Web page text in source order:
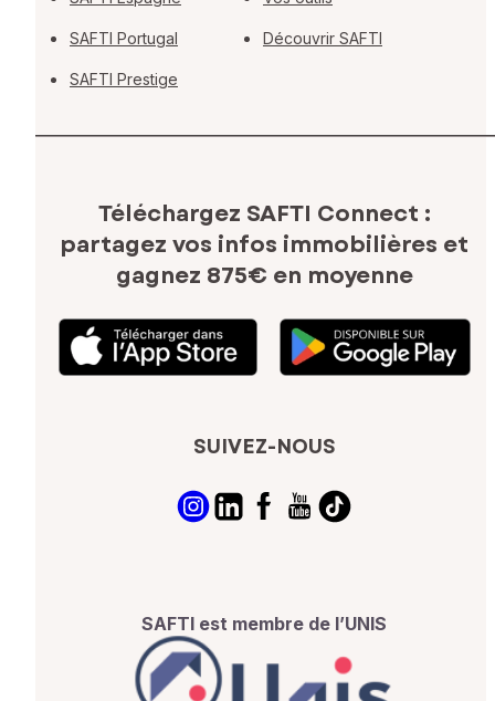
SAFTI Portugal
SAFTI Prestige
Découvrir SAFTI
Téléchargez SAFTI Connect :
partagez vos infos immobilières et
gagnez 875€ en moyenne
SUIVEZ-NOUS
SAFTI est membre de l’UNIS